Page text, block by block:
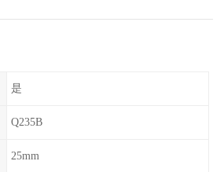
是
Q235B
25mm